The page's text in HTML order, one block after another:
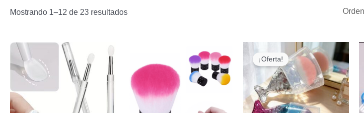
Mostrando 1–12 de 23 resultados
¡Oferta!